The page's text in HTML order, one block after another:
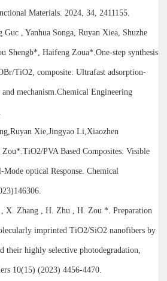
Materials. 2024, 34, 2411155.
, Yanhua Songa, Ruyan Xiea, Shuzhe
Shengb*, Haifeng Zoua*.One-step synthesis
TiO2, composite: Ultrafast adsorption-
mechanism.Chemical Engineering
Xie,Jingyao Li,Xiaozhen
PVA Based Composites: Visible
optical Response. Chemical
X. Zhang , H. Zhu , H. Zou *. Preparation
imprinted TiO2/SiO2 nanofibers by
their highly selective photodegradation,
10(15) (2023) 4456-4470.